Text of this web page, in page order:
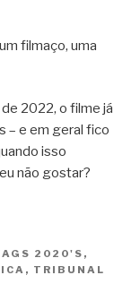
filmaço, uma
2022, o filme já
– e em geral fico
isso
não gostar?
2020'S ,
, TRIBUNAL